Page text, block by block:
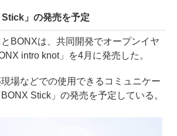
」の発売を予定
BONXは、共同開発でオープンイヤ
intro knot」を4月に発売した。
場などでの使用できるコミュニケー
Stick」の発売を予定している。